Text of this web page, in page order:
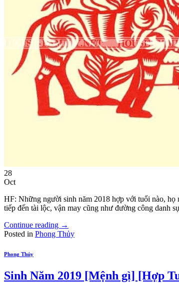
28
Oct
HF: Những người sinh năm 2018 hợp với tuổi nào,
tiếp đến tài lộc, vận may cũng như đường công danh
Continue reading →
Posted in Phong Thủy
Phong Thủy
Sinh Năm 2019 [Mệnh gì] [Hợp